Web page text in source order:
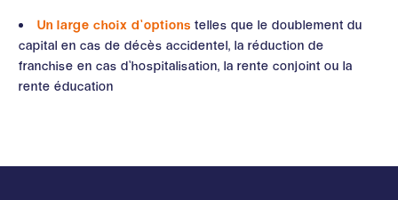
Un large choix d’options telles que le doublement du
capital en cas de décès accidentel, la réduction de
franchise en cas d’hospitalisation, la rente conjoint ou la
rente éducation